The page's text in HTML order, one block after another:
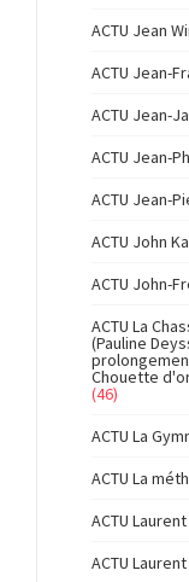
ACTU Jean
ACTU Jean-
ACTU Jean-
ACTU Jean-
ACTU Jean-
ACTU John
ACTU John-
ACTU La
(Pauline
Chouette
(46)
ACTU La
ACTU La
ACTU
ACTU